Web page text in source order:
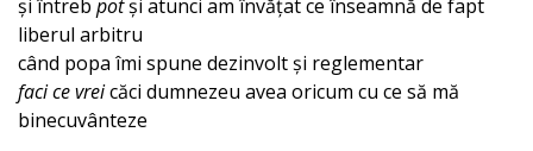
și întreb potși atunci am învățat ce înseamnă de fapt
liberul arbitru
când popa îmi spune dezinvolt și reglementar
faci ce vreicăci dumnezeu avea oricum cu ce să mă
binecuvânteze